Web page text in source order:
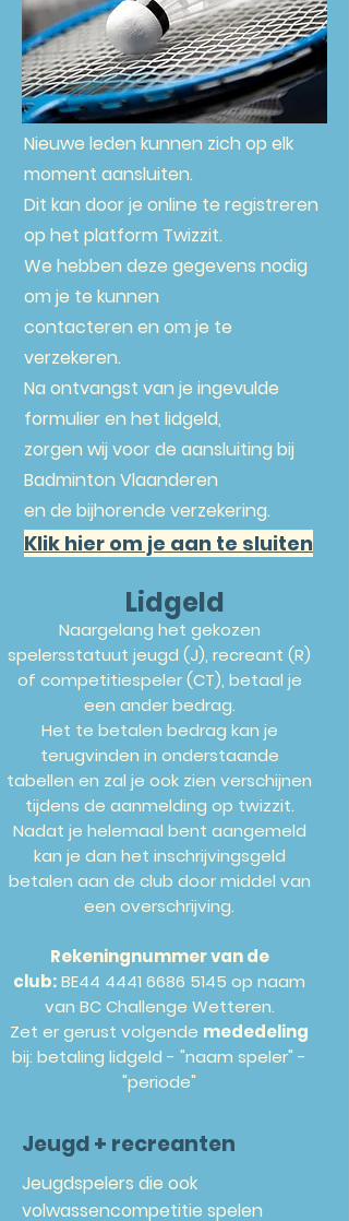
Nieuwe leden kunnen zich op elk
moment aansluiten.
Dit kan door je online te registreren
op het platform Twizzit.
We hebben deze gegevens nodig
om je te kunnen
contacteren en om je te
verzekeren.
Na ontvangst van je ingevulde
formulier en het lidgeld,
zorgen wij voor de aansluiting bij
Badminton Vlaanderen
en de bijhorende verzekering.
Klik hier om je aan te sluiten
Lidgeld
Naargelang het gekozen
spelersstatuut jeugd (J), recreant (R)
of competitiespeler (CT), betaal je
een ander bedrag.
Het te betalen bedrag kan je
terugvinden in onderstaande
tabellen en zal je ook zien verschijnen
tijdens de aanmelding op twizzit.
Nadat je helemaal bent aangemeld
kan je dan het inschrijvingsgeld
betalen aan de club door middel van
een overschrijving.
Rekeningnummer van de
club:BE44 4441 6686 5145 op naam
van BC Challenge Wetteren.
Zet er gerust volgende mededeling
bij: betaling lidgeld - "naam speler" -
"periode"
Jeugd + recreanten
Jeugdspelers die ook
volwassencompetitie spelen